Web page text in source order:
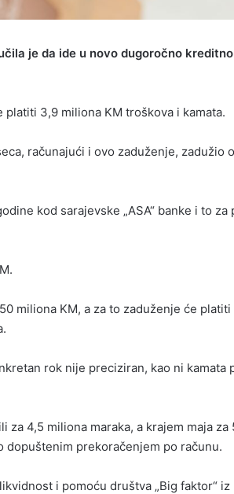
je da ide u novo dugoročno
3,9 miliona KM troškova i kamata.
računajući i ovo zaduženje, zadužio
kod sarajevske „ASA“ banke i to za
miliona KM, a za to zaduženje će platiti
rok nije preciziran, kao ni kamata
za 4,5 miliona maraka, a krajem maja za
prekoračenjem po računu.
i pomoću društva „Big faktor“ iz